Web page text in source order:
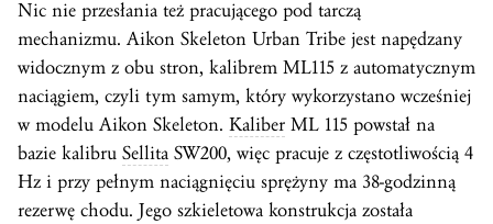
Nic nie przesłania też pracującego pod tarczą
mechanizmu. Aikon Skeleton Urban Tribe jest napędzany
widocznym z obu stron, kalibrem ML115 z automatycznym
naciągiem, czyli tym samym, który wykorzystano wcześniej
w modelu Aikon Skeleton. Kaliber ML 115 powstał na
bazie kalibru Sellita SW200, więc pracuje z częstotliwością 4
Hz i przy pełnym naciągnięciu sprężyny ma 38-godzinną
rezerwę chodu. Jego szkieletowa konstrukcja została